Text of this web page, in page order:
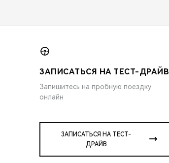
ЗАПИСАТЬСЯ НА ТЕСТ-ДРАЙВ
Запишитесь на пробную поездку
онлайн
ЗАПИСАТЬСЯ НА ТЕСТ-
ДРАЙВ